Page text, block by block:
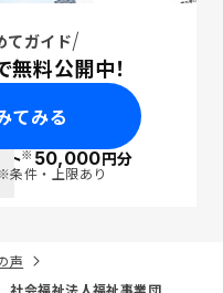
てガイド
料公開中！
てみる
ト※50,000円分
条件・上限あり
声
社会福祉法人福祉事業団